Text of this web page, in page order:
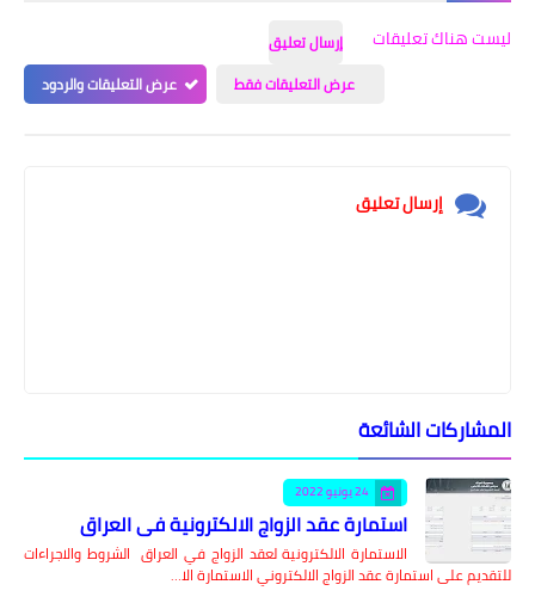
ليست هناك تعليقات
إرسال تعليق
عرض التعليقات فقط
عرض التعليقات والردود
إرسال تعليق
المشاركات الشائعة
24 يونيو 2022
استمارة عقد الزواج الالكترونية في العراق
الاستمارة الالكترونية لعقد الزواج في العراق الشروط والاجراءات
للتقديم على استمارة عقد الزواج الالكتروني الاستمارة الا…